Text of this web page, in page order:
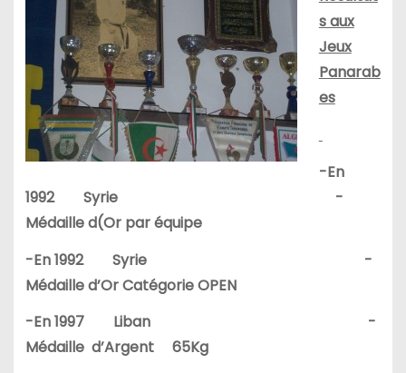
s aux
Jeux
Panarab
es
-En
1992 Syrie -
Médaille d(Or par équipe
-En 1992 Syrie -
Médaille d’Or Catégorie OPEN
-En 1997 Liban -
Médaille d’Argent 65Kg